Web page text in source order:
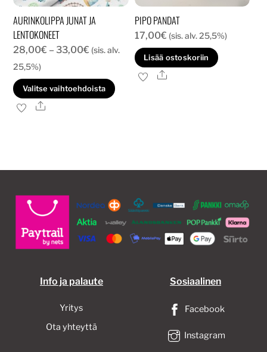
AURINKOLIPPA JUNAT JA
LENTOKONEET
28,00€ – 33,00€ Hintaluokka:
-
33,00€
(sis. alv.
25,5%)
Valitse vaihtoehdoista
valinnat
tuotteen
sivulla.
Ale
PIPO PANDAT
17,00€ (sis. alv. 25,5%)
Lisää ostoskoriin
Ale
Info ja palaute
Yritys
Ota yhteyttä
Sosiaalinen
Facebook
Instagram